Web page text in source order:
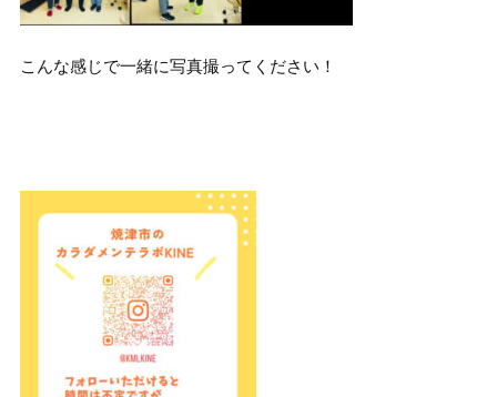
こんな感じで一緒に写真撮ってください！